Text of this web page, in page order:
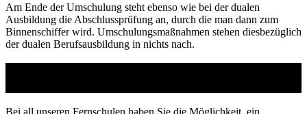
Am Ende der Umschulung steht ebenso wie bei der dualen
Ausbildung die Abschlussprüfung an, durch die man dann zum
Binnenschiffer wird. Umschulungsmaßnahmen stehen diesbezüglich
der dualen Berufsausbildung in nichts nach.
Bei all unseren Fernschulen haben Sie die Möglichkeit, ein